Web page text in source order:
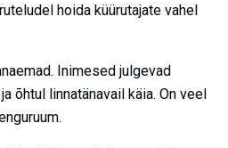
hoida küürutajate vahel
Inimesed julgevad
õhtul linnatänavail käia. On veel